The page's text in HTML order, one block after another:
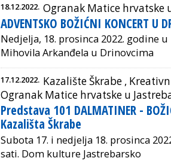
18.12.2022. Ogranak Matice hrvatske
ADVENTSKO BOŽIĆNI KONCERT U
Nedjelja, 18. prosinca 2022. godine
Mihovila Arkanđela u Drinovcima
17.12.2022. Kazalište Škrabe ,
Ogranak Matice hrvatske u
Predstava 101 DALMATINER -
Kazališta Škrabe
Subota 17. i nedjelja 18. prosinca
sati. Dom kulture Jastrebarsko